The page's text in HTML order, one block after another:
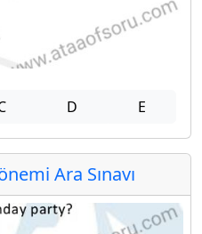
D E
Ara Sınavı